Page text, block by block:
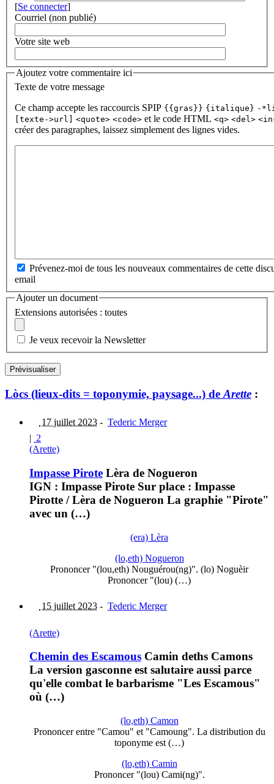
[Se connecter]
Courriel (non publié)
Votre site web
Ajoutez votre commentaire ici
Texte de votre message
Ce champ accepte les raccourcis SPIP {{gras}} {italique} -
[texte->url]
<quote> <code> et le code HTML <q> <del>
créer des paragraphes, laissez simplement des lignes vides.
Prévenez-moi de tous les nouveaux commentaires de cette
email
Ajouter un document
Extensions autorisées : toutes
Je veux recevoir la Newsletter
Lòcs (lieux-dits = toponymie, paysage...) de Arette :
17 juillet 2023 - Tederic Merger
| 2
(Arette)
Impasse Pirote Lèra de Nogueron
IGN : Impasse Pirote Sur place : Impasse
Pirotte / Lèra de Nogueron La graphie "Pirote"
avec un (…)
(era) Lèra
(lo,eth) Nogueron
Prononcer "(lou,eth) Nouguérou(ng)". (lo) Noguèir
Prononcer "(lou) (…)
15 juillet 2023 - Tederic Merger
(Arette)
Chemin des Escamous Camin deths Camons
La version gasconne est salutaire aussi parce
qu'elle combat le barbarisme "Les Escamous"
où (…)
(lo,eth) Camon
Prononcer entre "Camou" et "Camoung". La distribution du
toponyme est (…)
(lo,eth) Camin
Prononcer "(lou) Cami(ng)".